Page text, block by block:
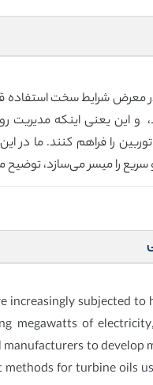
شرایط سخت استفاده
و این یعنی اینکه مدیریت
را فراهم کنند. ما در
increasingly subjected
megawatts of
to develop
for turbine oils